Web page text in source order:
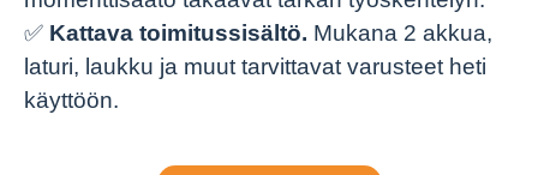
✅ Kattava toimitussisältö. Mukana 2 akkua,
laturi, laukku ja muut tarvittavat varusteet heti
käyttöön.